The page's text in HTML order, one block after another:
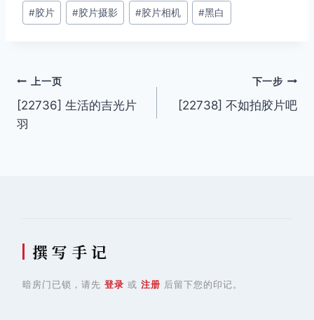
标
#胶片 #胶片摄影 #胶片相机 #黑白
文
章
上一页
[22736] 生活的吉光片
羽
下一步
[22738] 不如拍胶片吧
撰 写 手 记
暗房门已锁，请先 登录 或 注册 后留下您的印记。